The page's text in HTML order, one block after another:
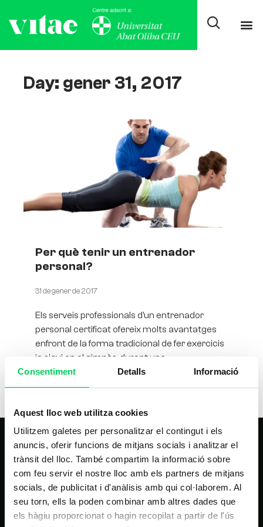
Consentiment Detalls Informació
Aquest lloc web utilitza cookies
Utilitzem galetes per personalitzar el contingut i els
anuncis, oferir funcions de mitjans socials i analitzar el
trànsit del lloc. També compartim la informació sobre
com feu servir el nostre lloc amb els partners de mitjans
socials, de publicitat i d'anàlisis amb qui col·laborem. Al
seu torn, ells la poden combinar amb altres dades que
els hàgiu proporcionat o hagin recopilat a partir de l'ús
Day: gener 31, 2017
Per què tenir un entrenador
personal?
31 de gener de 2017
Els serveis professionals d’un entrenador
personal certificat ofereix molts avantatges
enfront de la forma tradicional de fer exercicis
ja sigui en el gimnàs, durant una
NAVEGACIÓ PRINCIPAL